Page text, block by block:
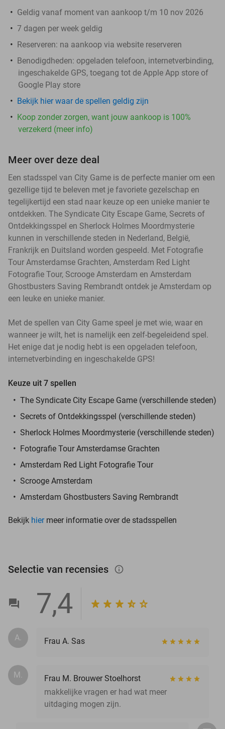
Geldig vanaf moment van aankoop t/m 10 nov 2026
7 dagen per week geldig
Reserveren: na aankoop via website reserveren
Benodigdheden: opgeladen telefoon, internetverbinding,
ingeschakelde GPS, toegang tot de Apple App store of
Google Play store
Bekijk hier waar de spellen geldig zijn
Koop zonder zorgen, want jouw aankoop is 100%
verzekerd (meer info)
Meer over deze deal
Een stadsspel van City Game is de perfecte manier om een
gezellige tijd te beleven met je favoriete gezelschap en
tegelijkertijd een stad naar keuze op een unieke manier te
ontdekken. The Syndicate City Escape Game, Secrets of
Ontdekkingsspel en Sherlock Holmes Moordmysterie
kunnen in verschillende steden in Nederland, België,
Frankrijk en Duitsland worden gespeeld. Met Fotografie
Tour Amsterdamse Grachten, Amsterdam Red Light
Fotografie Tour, Scrooge Amsterdam en Amsterdam
Ghostbusters Saving Rembrandt ontdek je Amsterdam op
een leuke en unieke manier.
Met de spellen van City Game speel je met wie, waar en
wanneer je wilt, het is namelijk een zelf-begeleidend spel.
Het enige dat je nodig hebt is een opgeladen telefoon,
internetverbinding en ingeschakelde GPS!
Keuze uit 7 spellen
The Syndicate City Escape Game (verschillende steden)
Secrets of Ontdekkingsspel (verschillende steden)
Sherlock Holmes Moordmysterie (verschillende steden)
Fotografie Tour Amsterdamse Grachten
Amsterdam Red Light Fotografie Tour
Scrooge Amsterdam
Amsterdam Ghostbusters Saving Rembrandt
Bekijk hiermeer informatie over de stadsspellen
Selectie van recensies info_outlined
7,4
A. Frau A. Sas
M.
Frau M. Brouwer Stoelhorst
makkelijke vragen er had wat meer
uitdaging mogen zijn.